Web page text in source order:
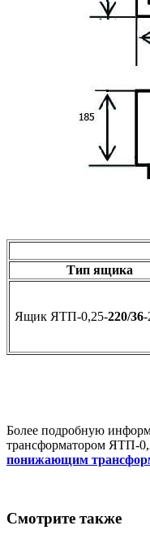
Тип ящика
Ящик ЯТП-0,25-220/36-
Более подробную
трансформатором ЯТП-
понижающим
Смотрите также